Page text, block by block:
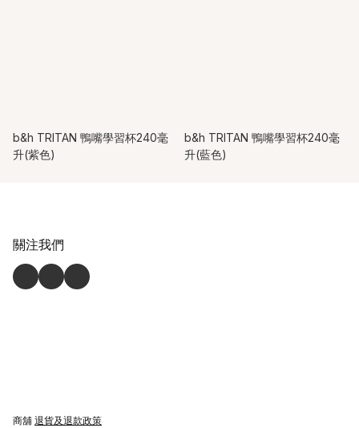
b&h TRITAN 鴨嘴學習杯240毫
升(紫色)
b&h TRITAN 鴨嘴學習杯240毫
升(藍色)
關注我們
商舖 退貨及退款政策